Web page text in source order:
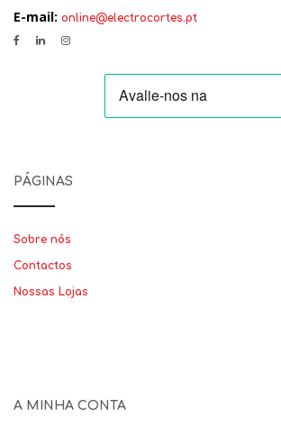
E-mail: online@electrocortes.pt
PÁGINAS
Sobre nós
Contactos
Nossas Lojas
A MINHA CONTA